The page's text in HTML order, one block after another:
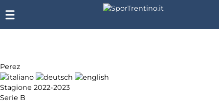
Perez
Stagione 2022-2023
Serie B